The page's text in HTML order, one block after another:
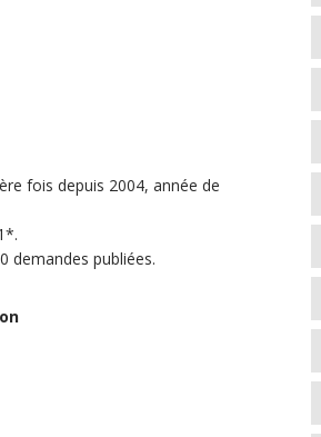
fois depuis 2004, année de
demandes publiées.